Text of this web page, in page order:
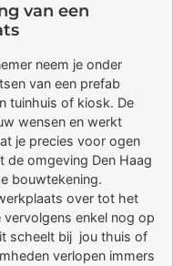
van een
neem je onder
van een prefab
tuinhuis of kiosk. De
wensen en werkt
je precies voor ogen
de omgeving Den Haag
bouwtekening.
over tot het
enkel nog op
scheelt bij jou thuis of
verlopen immers